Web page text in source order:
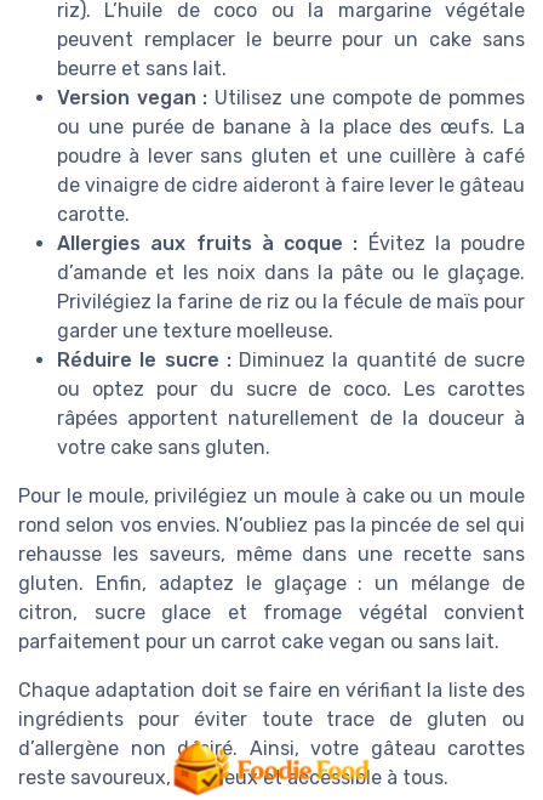
riz). L’huile de coco ou la margarine végétale
peuvent remplacer le beurre pour un cake sans
beurre et sans lait.
Version vegan : Utilisez une compote de pommes
ou une purée de banane à la place des œufs. La
poudre à lever sans gluten et une cuillère à café
de vinaigre de cidre aideront à faire lever le gâteau
carotte.
Allergies aux fruits à coque : Évitez la poudre
d’amande et les noix dans la pâte ou le glaçage.
Privilégiez la farine de riz ou la fécule de maïs pour
garder une texture moelleuse.
Réduire le sucre :Diminuez la quantité de sucre
ou optez pour du sucre de coco. Les carottes
râpées apportent naturellement de la douceur à
votre cake sans gluten.
Pour le moule, privilégiez un moule à cake ou un moule
rond selon vos envies. N’oubliez pas la pincée de sel qui
rehausse les saveurs, même dans une recette sans
gluten. Enfin, adaptez le glaçage : un mélange de
citron, sucre glace et fromage végétal convient
parfaitement pour un carrot cake vegan ou sans lait.
Chaque adaptation doit se faire en vérifiant la liste des
ingrédients pour éviter toute trace de gluten ou
d’allergène non désiré. Ainsi, votre gâteau carottes
reste savoureux, moelleux et accessible à tous.